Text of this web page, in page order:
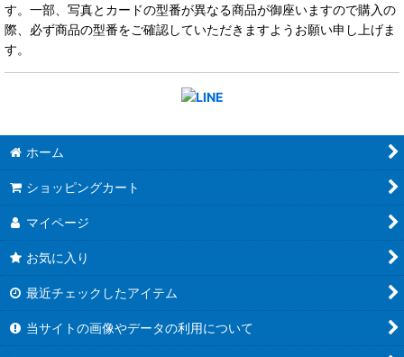
す。一部、写真とカードの型番が異なる商品が御座いますので購入の
際、必ず商品の型番をご確認していただきますようお願い申し上げま
す。
ホーム
ショッピングカート
マイページ
お気に入り
最近チェックしたアイテム
当サイトの画像やデータの利用について